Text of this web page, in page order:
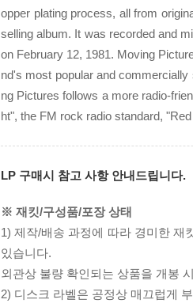
opper plating process, all from
selling album. It was recorded and
on February 12, 1981. Moving
nd's most popular and
ng Pictures follows a more radio-
ht", the FM rock radio standard,
LP 구매시 참고 사항 안내드립니다.
※ 재킷/구성품/포장 상태
1) 제작/배송 과정에 따라 경미한 재
있습니다.
외관상 불량 확인되는 상품을 개봉
2) 디스크 라벨은 공정상 매끄럽게